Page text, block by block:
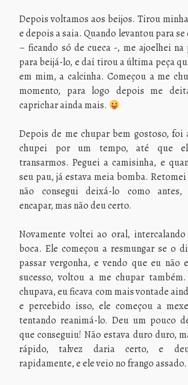
Depois voltamos aos beijos. Tirou
e depois a saia. Quando levantou para
– ficando só de cueca -, me ajoelhei na
para beijá-lo, e daí tirou a última peça
em mim, a calcinha. Começou a me
momento, para logo depois me
caprichar ainda mais.
Depois de me chupar bem gostoso, foi
chupei por um tempo, até que
transarmos. Peguei a camisinha, e
seu pau, já estava meia bomba.
não consegui deixá-lo como antes,
encapar, mas não deu certo.
Novamente voltei ao oral,
boca. Ele começou a resmungar se o
passar vergonha, e vendo que eu não
sucesso, voltou a me chupar
chupava, eu ficava com mais vontade
e percebido isso, ele começou a
tentando reanimá-lo. Deu um pouco
que conseguiu! Não estava duro duro,
rápido, talvez daria certo, e deu!
rapidamente, e ele veio no frango